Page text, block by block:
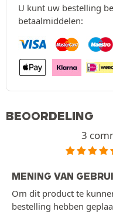
U kunt uw bestelling
betaalmiddelen:
BEOORDELING
3
MENING VAN
Om dit product te
bestelling hebben